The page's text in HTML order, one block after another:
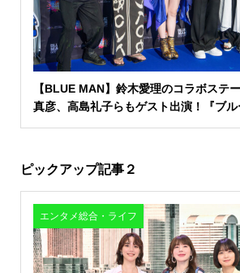
【BLUE MAN】鈴木愛理のコラボステ
真彦、高島礼子らもゲスト出演！『ブ
ピックアップ記事２
エンタメ総合・ライフ